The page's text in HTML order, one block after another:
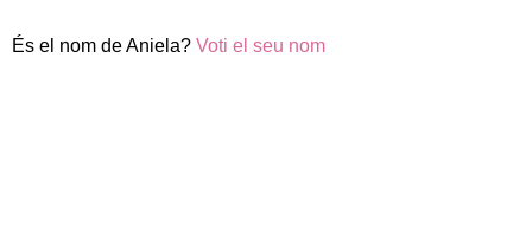
És el nom de Aniela? Voti el seu nom